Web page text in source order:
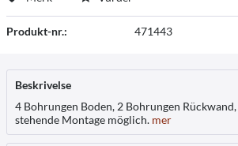
Produkt-nr.: 471443
Beskrivelse
4 Bohrungen Boden, 2 Bohrungen
stehende Montage möglich. mer